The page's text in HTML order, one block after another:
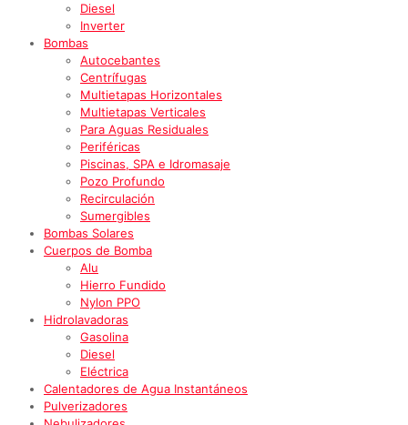
Diesel
Inverter
Bombas
Autocebantes
Centrífugas
Multietapas Horizontales
Multietapas Verticales
Para Aguas Residuales
Periféricas
Piscinas, SPA e Idromasaje
Pozo Profundo
Recirculación
Sumergibles
Bombas Solares
Cuerpos de Bomba
Alu
Hierro Fundido
Nylon PPO
Hidrolavadoras
Gasolina
Diesel
Eléctrica
Calentadores de Agua Instantáneos
Pulverizadores